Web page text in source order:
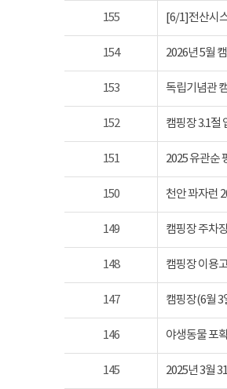
155 [6/1]전산시
154 2026년 5월
153 독립기념관
152 캠핑장 3.1절
151 2025 유관순
150 천안 꽈자런
149 캠핑장 주차
148 캠핑장 이용
147 캠핑장(6월 3
146 야생동물 포
145 2025년 3월